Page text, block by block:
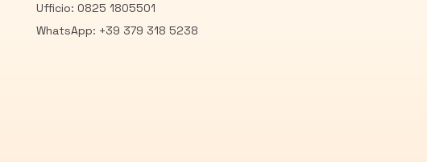
Ufficio: 0825 1805501
WhatsApp: +39 379 318 5238